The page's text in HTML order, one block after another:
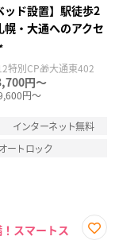
ッド設置】駅徒歩2
・大通へのアクセ
特別CP🎁大通東402
円～
円～
インターネット無料
オートロック
スマートス